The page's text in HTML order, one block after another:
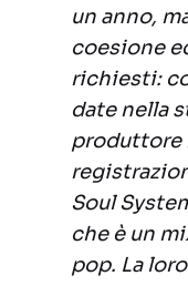
un anno,
coesione
richiesti:
date nella
produttore
Soul
che è un
pop. La